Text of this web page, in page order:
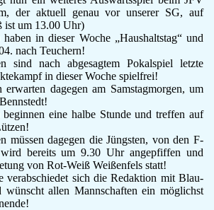
der aktuell genau vor unserer SG, auf
ist um 13.00 Uhr)
in dieser Woche „Haushaltstag“ und
nach Teuchern!
sind nach abgesagtem Pokalspiel letzte
in dieser Woche spielfrei!
dagegen am Samstagmorgen, um
eine halbe Stunde und treffen auf
müssen dagegen die Jüngsten, von den F-
bereits um 9.30 Uhr angepfiffen und
von Rot-Weiß Weißenfels statt!
verabschiedet sich die Redaktion mit Blau-
wünscht allen Mannschaften ein möglichst